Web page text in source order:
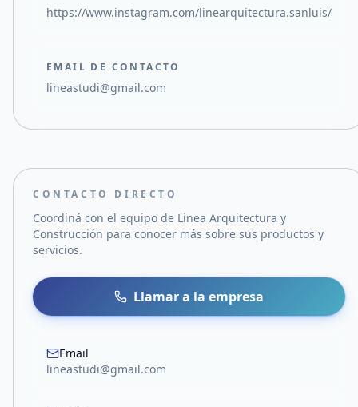
https://www.instagram.com/linearquitectura.sanluis/
EMAIL DE CONTACTO
lineastudi@gmail.com
CONTACTO DIRECTO
Coordiná con el equipo de Linea Arquitectura y
Construcción para conocer más sobre sus productos y
servicios.
Llamar a la empresa
Email
lineastudi@gmail.com